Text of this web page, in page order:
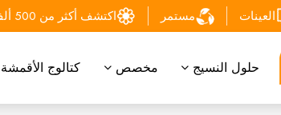
العينات مستمر اكتشف أكثر من 500 ألف تصميم مطبوع
حلول النسيج مخصص كتالوج الأقمشة